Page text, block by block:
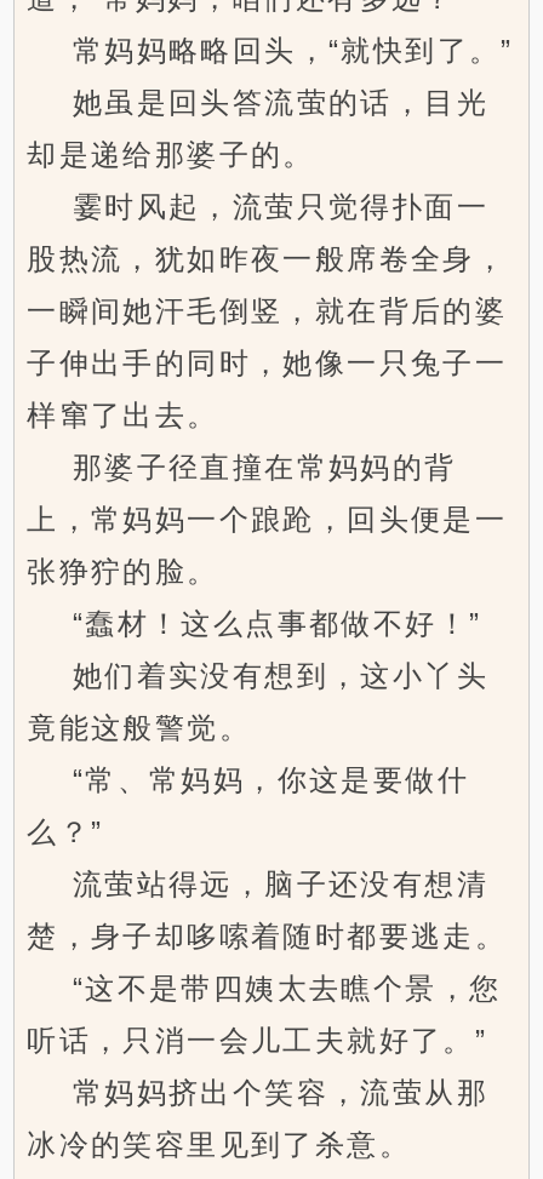
常妈妈略略回头，“就快到了。”
她虽是回头答流萤的话，目光
却是递给那婆子的。
霎时风起，流萤只觉得扑面一
股热流，犹如昨夜一般席卷全身，
一瞬间她汗毛倒竖，就在背后的婆
子伸出手的同时，她像一只兔子一
样窜了出去。
那婆子径直撞在常妈妈的背
上，常妈妈一个踉跄，回头便是一
张狰狞的脸。
“蠢材！这么点事都做不好！”
她们着实没有想到，这小丫头
竟能这般警觉。
“常、常妈妈，你这是要做什
么？”
流萤站得远，脑子还没有想清
楚，身子却哆嗦着随时都要逃走。
“这不是带四姨太去瞧个景，您
听话，只消一会儿工夫就好了。”
常妈妈挤出个笑容，流萤从那
冰冷的笑容里见到了杀意。